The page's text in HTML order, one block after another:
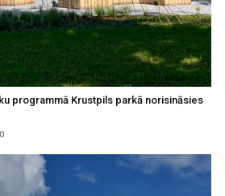
programmā Krustpils parkā norisināsies
0